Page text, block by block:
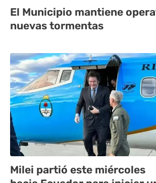
El Municipio mantiene
nuevas tormentas
Milei partió este miércoles